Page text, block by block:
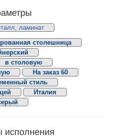
ламинат
столешница
в столовую
На заказ 60
стиль
Италия
исполнения